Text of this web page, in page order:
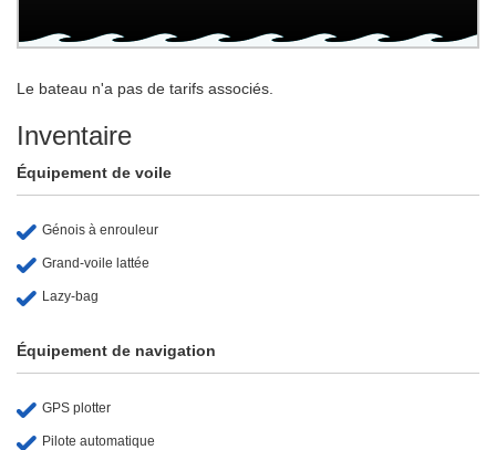
Le bateau n'a pas de tarifs associés.
Inventaire
Équipement de voile
Génois à enrouleur
Grand-voile lattée
Lazy-bag
Équipement de navigation
GPS plotter
Pilote automatique